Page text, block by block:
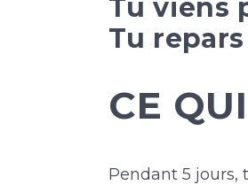
Tu viens
Tu
CE
Pendant 5 jours,